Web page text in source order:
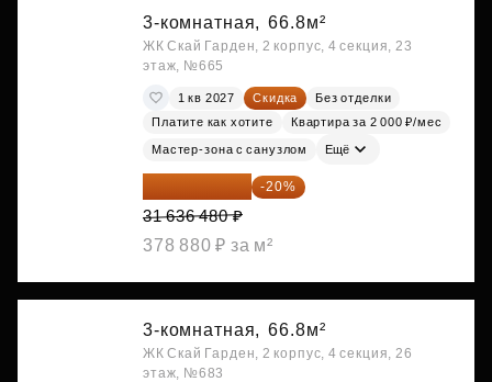
3-комнатная, 66.8м²
ЖК Скай Гарден, 2 корпус, 4 секция, 23
этаж, №665
1 кв 2027 Скидка
Без отделки
Платите как хотите
Квартира за 2 000 ₽/мес
Мастер-зона с санузлом Ещё
25 309 184 ₽ -20%
31 636 480 ₽
378 880 ₽ за м²
3-комнатная, 66.8м²
ЖК Скай Гарден, 2 корпус, 4 секция, 26
этаж, №683